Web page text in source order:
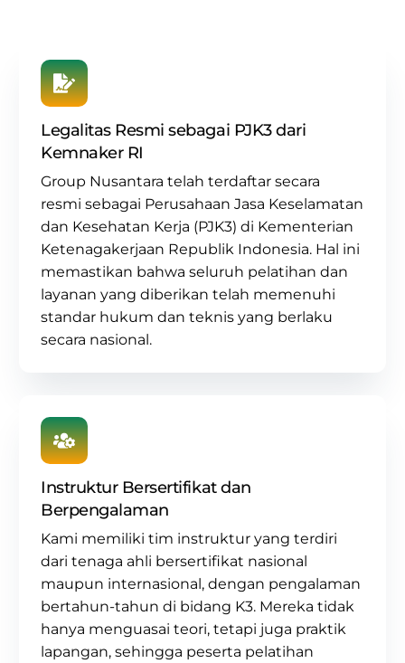
Legalitas Resmi sebagai PJK3 dari
Kemnaker RI
Group Nusantara telah terdaftar secara
resmi sebagai Perusahaan Jasa Keselamatan
dan Kesehatan Kerja (PJK3) di Kementerian
Ketenagakerjaan Republik Indonesia. Hal ini
memastikan bahwa seluruh pelatihan dan
layanan yang diberikan telah memenuhi
standar hukum dan teknis yang berlaku
secara nasional.
Instruktur Bersertifikat dan
Berpengalaman
Kami memiliki tim instruktur yang terdiri
dari tenaga ahli bersertifikat nasional
maupun internasional, dengan pengalaman
bertahun-tahun di bidang K3. Mereka tidak
hanya menguasai teori, tetapi juga praktik
lapangan, sehingga peserta pelatihan